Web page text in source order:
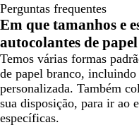
Perguntas frequentes
Em que tamanhos e
autocolantes de
Temos várias formas
de papel branco,
personalizada. Também
sua disposição, para ir ao
específicas.